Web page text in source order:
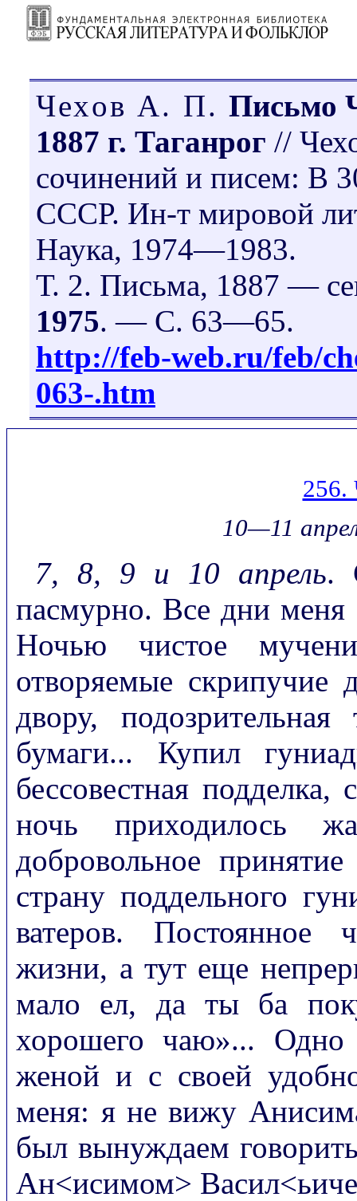
Чехов А. П.Письмо
1887 г. Таганрог //
сочинений и писем: В
СССР. Ин-т мировой
Наука, 1974—1983.
Т. 2. Письма, 1887 —
1975. — С. 63—65.
http://feb-web.ru/feb/
063-.htm
10—11
7, 8, 9 и 10 апрель.
пасмурно. Все дни
Ночью чистое
отворяемые скрипучие
двору,
бумаги... Купил
бессовестная
ночь приходилось
добровольное
страну поддельного
ватеров. Постоянное
жизни, а тут еще
мало ел, да ты ба
хорошего чаю»... Одно
женой и с своей
меня: я не вижу
был вынуждаем
Ан<исимом>